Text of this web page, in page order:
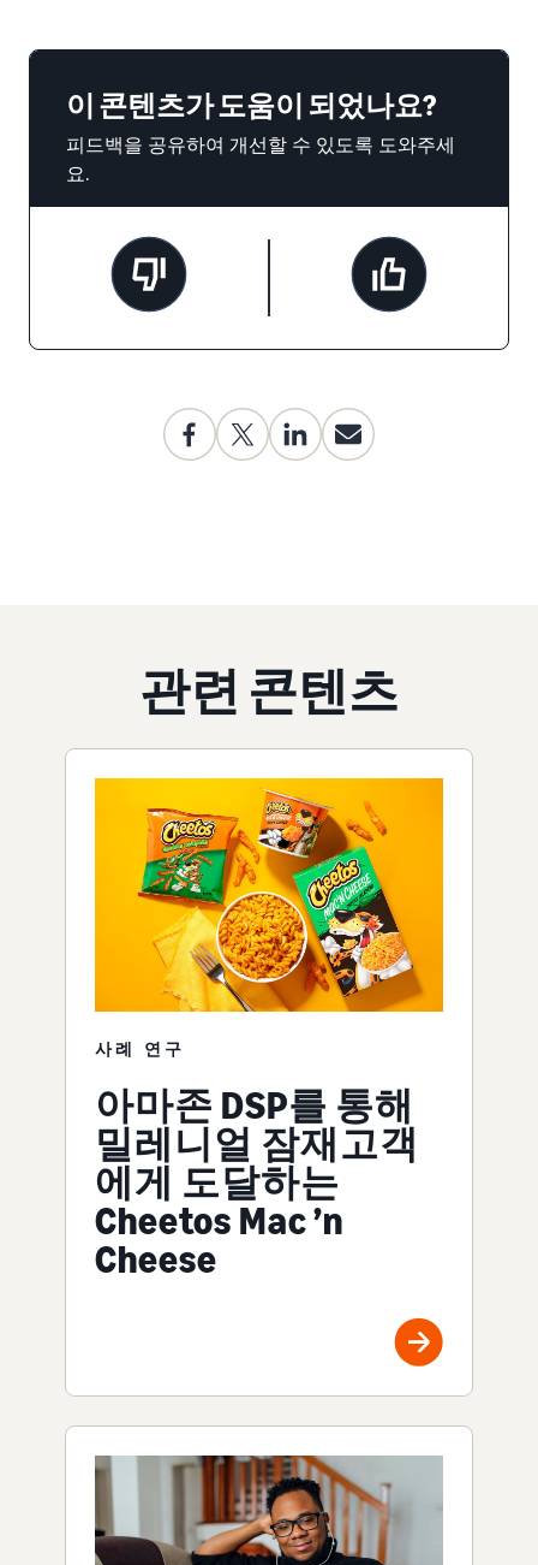
이 콘텐츠가 도움이 되었나요?
피드백을 공유하여 개선할 수 있도록 도와주세
요.
관련 콘텐츠
사례 연구
아마존 DSP를 통해
밀레니얼 잠재고객
에게 도달하는
Cheetos Mac ’n
Cheese